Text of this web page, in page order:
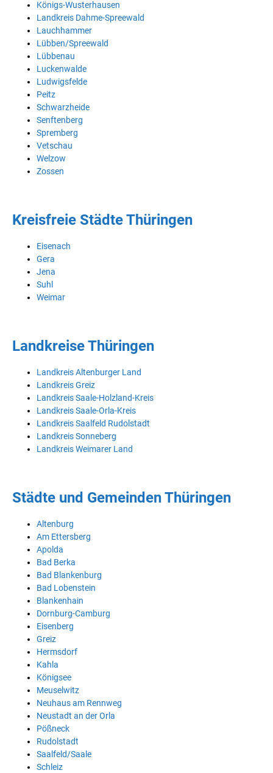
Königs-Wusterhausen
Landkreis Dahme-Spreewald
Lauchhammer
Lübben/Spreewald
Lübbenau
Luckenwalde
Ludwigsfelde
Peitz
Schwarzheide
Senftenberg
Spremberg
Vetschau
Welzow
Zossen
Kreisfreie Städte Thüringen
Eisenach
Gera
Jena
Suhl
Weimar
Landkreise Thüringen
Landkreis Altenburger Land
Landkreis Greiz
Landkreis Saale-Holzland-Kreis
Landkreis Saale-Orla-Kreis
Landkreis Saalfeld Rudolstadt
Landkreis Sonneberg
Landkreis Weimarer Land
Städte und Gemeinden Thüringen
Altenburg
Am Ettersberg
Apolda
Bad Berka
Bad Blankenburg
Bad Lobenstein
Blankenhain
Dornburg-Camburg
Eisenberg
Greiz
Hermsdorf
Kahla
Königsee
Meuselwitz
Neuhaus am Rennweg
Neustadt an der Orla
Pößneck
Rudolstadt
Saalfeld/Saale
Schleiz